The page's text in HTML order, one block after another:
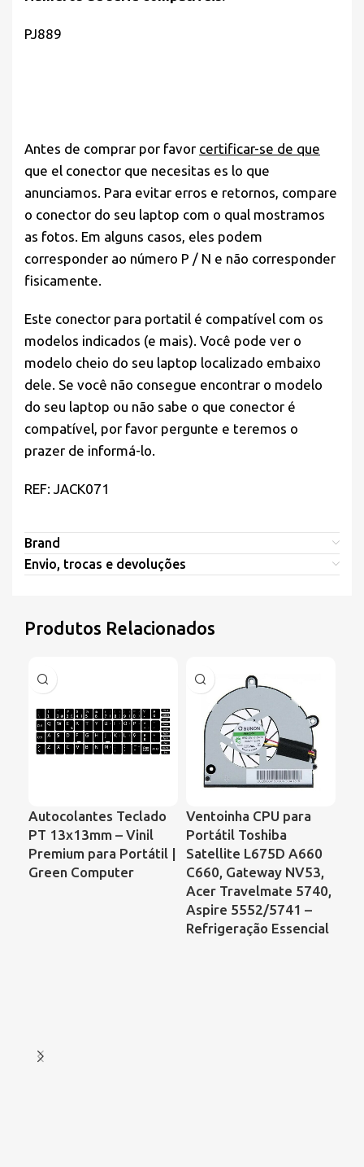
PJ889
Antes de comprar por favor certificar-se de que
que el conector que necesitas es lo que
anunciamos. Para evitar erros e retornos, compare
o conector do seu laptop com o qual mostramos
as fotos. Em alguns casos, eles podem
corresponder ao número P / N e não corresponder
fisicamente.
Este conector para portatil é compatível com os
modelos indicados (e mais). Você pode ver o
modelo cheio do seu laptop localizado embaixo
dele. Se você não consegue encontrar o modelo
do seu laptop ou não sabe o que conector é
compatível, por favor pergunte e teremos o
prazer de informá-lo.
REF: JACK071
Brand
Envio, trocas e devoluções
Produtos Relacionados
Autocolantes Teclado
PT 13x13mm – Vinil
Premium para Portátil |
Green Computer
Ventoinha CPU para
Portátil Toshiba
Satellite L675D A660
C660, Gateway NV53,
Acer Travelmate 5740,
Aspire 5552/5741 –
Refrigeração Essencial